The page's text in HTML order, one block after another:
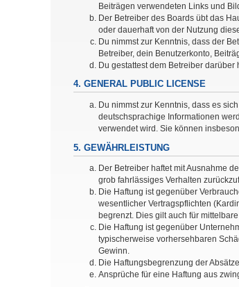
Beiträgen verwendeten Links und
Der Betreiber des Boards übt das
oder dauerhaft von der Nutzung
Du nimmst zur Kenntnis, dass der
Betreiber, dein Benutzerkonto,
Du gestattest dem Betreiber
4. GENERAL PUBLIC LICENSE
Du nimmst zur Kenntnis, dass es
deutschsprachige Informationen
verwendet wird. Sie können
5. GEWÄHRLEISTUNG
Der Betreiber haftet mit Ausnahme
grob fahrlässiges Verhalten
Die Haftung ist gegenüber
wesentlicher Vertragspflichten
begrenzt. Dies gilt auch für
Die Haftung ist gegenüber
typischerweise vorhersehbaren
Gewinn.
Die Haftungsbegrenzung der
Ansprüche für eine Haftung aus